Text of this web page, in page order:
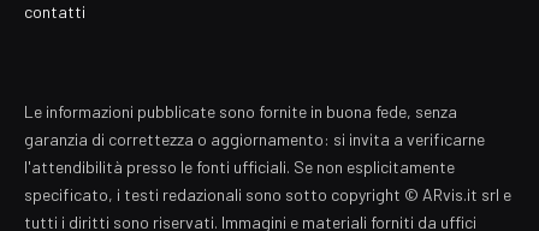
contatti
Le informazioni pubblicate sono fornite in buona fede, senza
garanzia di correttezza o aggiornamento: si invita a verificarne
l'attendibilità presso le fonti ufficiali. Se non esplicitamente
specificato, i testi redazionali sono sotto copyright © ARvis.it srl e
tutti i diritti sono riservati. Immagini e materiali forniti da uffici